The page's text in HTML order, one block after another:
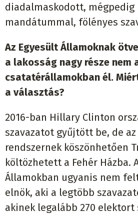
diadalmaskodott, mégpedig
mandátummal, fölényes
Az Egyesült Államoknak
a lakosság nagy része nem
csatatérállamokban él.
a választás?
2016-ban Hillary Clinton
szavazatot gyűjtött be, de
rendszernek köszönhetően
költözhetett a Fehér Házba.
Államokban ugyanis nem
elnök, aki a legtöbb
akinek legalább 270